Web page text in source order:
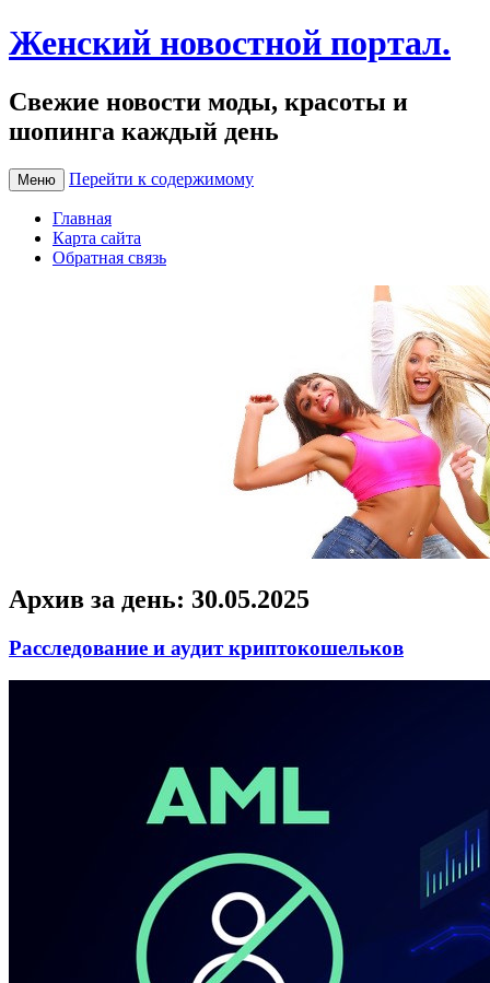
Женский новостной портал.
Свежие новости моды, красоты и
шопинга каждый день
Меню Перейти к содержимому
Главная
Карта сайта
Обратная связь
Архив за день: 30.05.2025
Расследование и аудит криптокошельков